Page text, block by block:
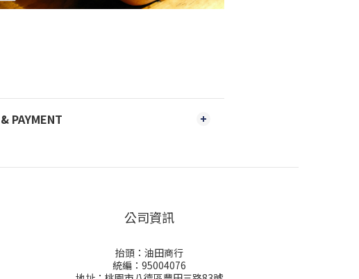
PAYMENT
公司資訊
抬頭：油田商行
統編：95004076